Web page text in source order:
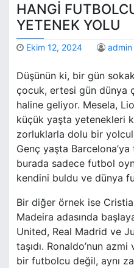
HANGI
YETENEK YOLU
Ekim 12, 2024 admin
Düşünün ki, bir gün
çocuk, ertesi gün dünya
haline geliyor. Mesela,
küçük yaşta yetenekleri
zorluklarla dolu bir
Genç yaşta
burada sadece futbol
kendini buldu ve dünya
Bir diğer örnek ise
Madeira adasında
United, Real Madrid ve
taşıdı. Ronaldo’nun azmi
bir futbolcu değil, aynı